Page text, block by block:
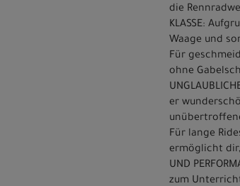
die
KLASSE:
Waage und
Für
ohne
er
Für lange
ermöglicht dir,
UND
zum